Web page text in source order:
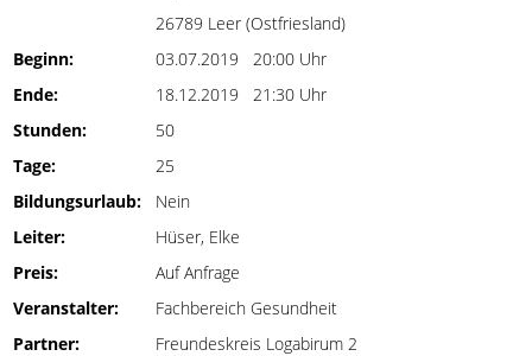
26789 Leer (Ostfriesland)
Beginn:
03.07.2019 20:00 Uhr
Ende:
18.12.2019 21:30 Uhr
Stunden:
50
Tage:
25
Bildungsurlaub:
Nein
Leiter:
Hüser, Elke
Preis:
Auf Anfrage
Veranstalter:
Fachbereich Gesundheit
Partner:
Freundeskreis Logabirum 2